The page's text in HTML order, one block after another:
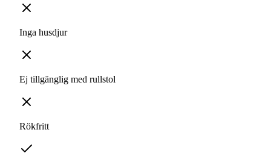
Inga husdjur
Ej tillgänglig med rullstol
Rökfritt